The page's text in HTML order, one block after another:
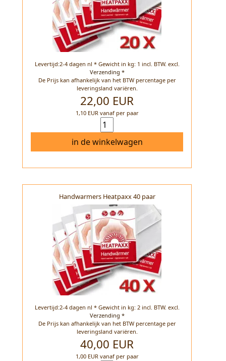
Levertijd:2-4 dagen nl * Gewicht in kg: 1 incl. BTW. excl.
Verzending *
De Prijs kan afhankelijk van het BTW percentage per
leveringsland variëren.
22,00 EUR
1,10 EUR vanaf per paar
in de winkelwagen
Handwarmers Heatpaxx 40 paar
Levertijd:2-4 dagen nl * Gewicht in kg: 2 incl. BTW. excl.
Verzending *
De Prijs kan afhankelijk van het BTW percentage per
leveringsland variëren.
40,00 EUR
1,00 EUR vanaf per paar